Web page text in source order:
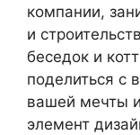
компании,
и
беседок и
поделиться с
вашей мечты
элемент